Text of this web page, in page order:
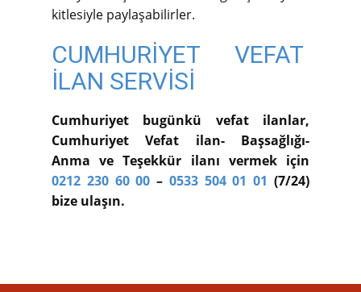
kitlesiyle paylaşabilirler.
CUMHURİYET VEFAT
İLAN SERVİSİ
Cumhuriyet bugünkü vefat ilanlar,
Cumhuriyet Vefat ilan- Başsağlığı-
Anma ve Teşekkür ilanı vermek için
0212 230 60 00 – 0533 504 01 01 (7/24)
bize ulaşın.